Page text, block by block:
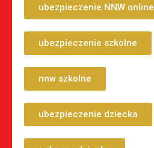
ubezpieczenie NNW online
ubezpieczenie szkolne
nnw szkolne
ubezpieczenie dziecka